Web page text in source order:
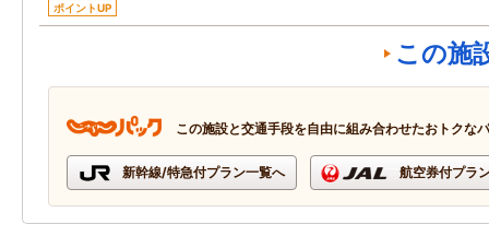
ポイントUP
この施
この施設と交通手段を自由に組み合わせたおトクな
新幹線/特急付プラン一覧へ 航空券付プラ